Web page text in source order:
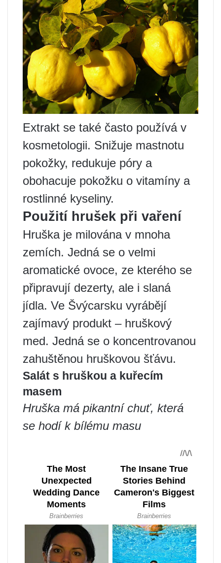
Extrakt se také často používá v
kosmetologii. Snižuje mastnotu
pokožky, redukuje póry a
obohacuje pokožku o vitamíny a
rostlinné kyseliny.
Použití hrušek při vaření
Hruška je milována v mnoha
zemích. Jedná se o velmi
aromatické ovoce, ze kterého se
připravují dezerty, ale i slaná
jídla. Ve Švýcarsku vyrábějí
zajímavý produkt – hruškový
med. Jedná se o koncentrovanou
zahuštěnou hruškovou šťávu.
Salát s hruškou a kuřecím
masem
Hruška má pikantní chuť, která
se hodí k bílému masu